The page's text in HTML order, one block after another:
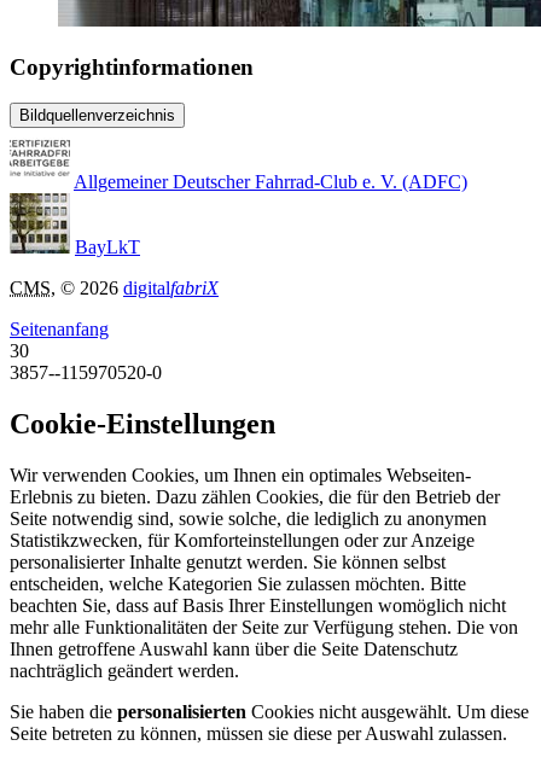
Copyrightinformationen
Bildquellenverzeichnis
Allgemeiner Deutscher Fahrrad-Club e. V. (ADFC)
BayLkT
CMS, © 2026 digitalfabriX
Seitenanfang
30
3857--115970520-0
Cookie-Einstellungen
Wir verwenden Cookies, um Ihnen ein optimales Webseiten-
Erlebnis zu bieten. Dazu zählen Cookies, die für den Betrieb der
Seite notwendig sind, sowie solche, die lediglich zu anonymen
Statistikzwecken, für Komforteinstellungen oder zur Anzeige
personalisierter Inhalte genutzt werden. Sie können selbst
entscheiden, welche Kategorien Sie zulassen möchten. Bitte
beachten Sie, dass auf Basis Ihrer Einstellungen womöglich nicht
mehr alle Funktionalitäten der Seite zur Verfügung stehen. Die von
Ihnen getroffene Auswahl kann über die Seite Datenschutz
nachträglich geändert werden.
Sie haben die personalisierten Cookies nicht ausgewählt. Um diese
Seite betreten zu können, müssen sie diese per Auswahl zulassen.